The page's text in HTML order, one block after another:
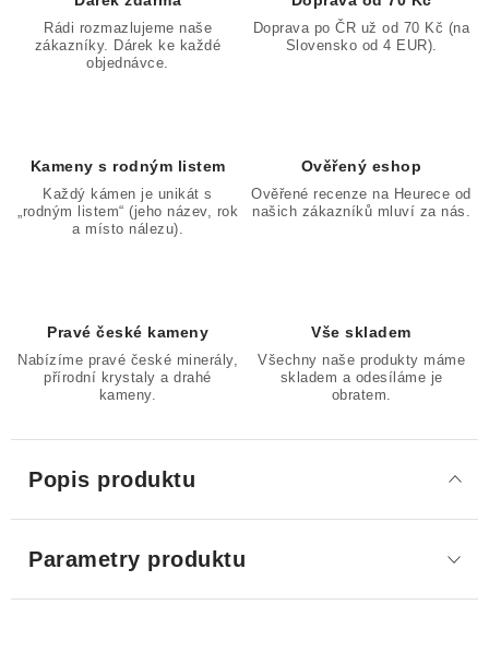
Rádi rozmazlujeme naše
zákazníky. Dárek ke každé
objednávce.
Doprava po ČR už od 70 Kč (na
Slovensko od 4 EUR).
Kameny s rodným listem
Každý kámen je unikát s
„rodným listem“ (jeho název, rok
a místo nálezu).
Ověřený eshop
Ověřené recenze na Heurece od
našich zákazníků mluví za nás.
Pravé české kameny
Nabízíme pravé české minerály,
přírodní krystaly a drahé
kameny.
Vše skladem
Všechny naše produkty máme
skladem a odesíláme je
obratem.
Popis produktu
Parametry produktu